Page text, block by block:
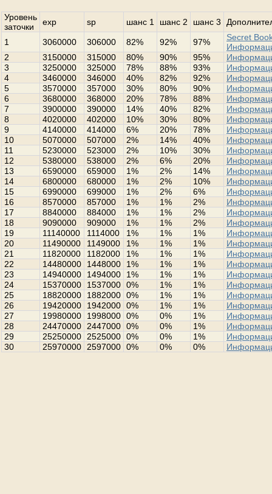
Уровень
заточки
exp sp шанс 1 шанс 2 шанс 3
1 3060000 306000 82% 92% 97%
Secret
2
3150000 315000 80% 90% 95%
3
3250000 325000 78% 88% 93%
4
3460000 346000 40% 82% 92%
5
3570000 357000 30% 80% 90%
6
3680000 368000 20% 78% 88%
7
3900000 390000 14% 40% 82%
8
4020000 402000 10% 30% 80%
9
4140000 414000 6% 20% 78%
10
5070000 507000 2% 14% 40%
11
5230000 523000 2% 10% 30%
12
5380000 538000 2% 6% 20%
13
6590000 659000 1% 2% 14%
14
6800000 680000 1% 2% 10%
15
6990000 699000 1% 2% 6%
16
8570000 857000 1% 1% 2%
17
8840000 884000 1% 1% 2%
18
9090000 909000 1% 1% 2%
19
11140000 1114000 1% 1% 1%
20
11490000 1149000 1% 1% 1%
21
11820000 1182000 1% 1% 1%
22
14480000 1448000 1% 1% 1%
23
14940000 1494000 1% 1% 1%
24
15370000 1537000 0% 1% 1%
25
18820000 1882000 0% 1% 1%
26
19420000 1942000 0% 1% 1%
27
19980000 1998000 0% 0% 1%
28
24470000 2447000 0% 0% 1%
29
25250000 2525000 0% 0% 1%
30
25970000 2597000 0% 0% 0%